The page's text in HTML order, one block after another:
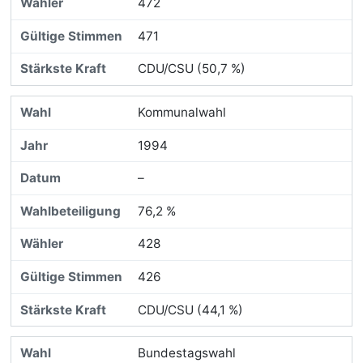
471
CDU/CSU (50,7 %)
Kommunalwahl
1994
–
76,2 %
428
426
CDU/CSU (44,1 %)
Bundestagswahl